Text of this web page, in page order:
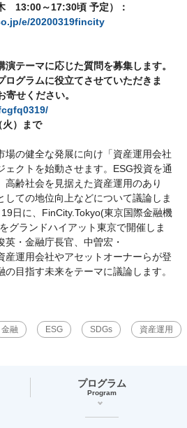
13:00～17:30頃 予定）：
e/20200319fincity
テーマに応じた質問を募集します。
ログラムに役立てさせていただきま
せください。
）まで
場の健全な発展に向け「資産運用会社
ェクトを始動させます。ESG投資を通
高齢社会を見据えた資産運用のあり
しての地位向上などについて議論しま
日に、FinCity.Tokyo(東京国際金融機
グランドハイアット東京で開催しま
・金融庁長官、中曽宏・
産運用会社やアセットオーナーらが登
目指す未来をテーマに議論します。
金融 ESG SDGs 資産運用
プログラム
Program